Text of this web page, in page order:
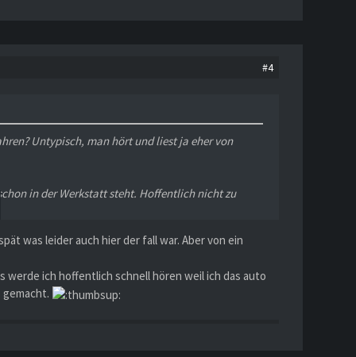
#4
Untypisch, man hört und liest ja eher von
in der Werkstatt steht. Hoffentlich nicht zu
was leider auch hier der fall war. Aber von ein
werde ich hoffentlich schnell hören weil ich das auto